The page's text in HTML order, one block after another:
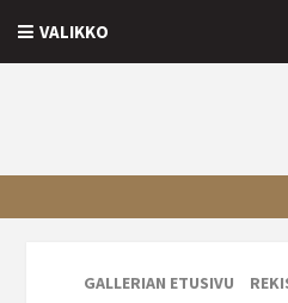
VALIKKO
GALLERIAN ETUSIVU